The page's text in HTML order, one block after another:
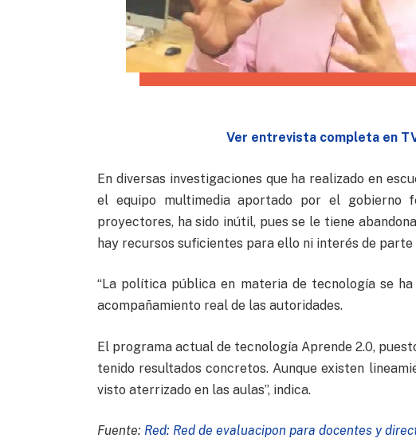
Ver entrevista completa en
En diversas investigaciones que ha realizado en
el equipo multimedia aportado por el gobierno
proyectores, ha sido inútil, pues se le tiene
hay recursos suficientes para ello ni interés de
“La política pública en materia de tecnología se
acompañamiento real de las autoridades.
El programa actual de tecnología Aprende 2.0,
tenido resultados concretos. Aunque existen
visto aterrizado en las aulas”, indica.
Fuente: Red: Red de evaluacipon para docentes y